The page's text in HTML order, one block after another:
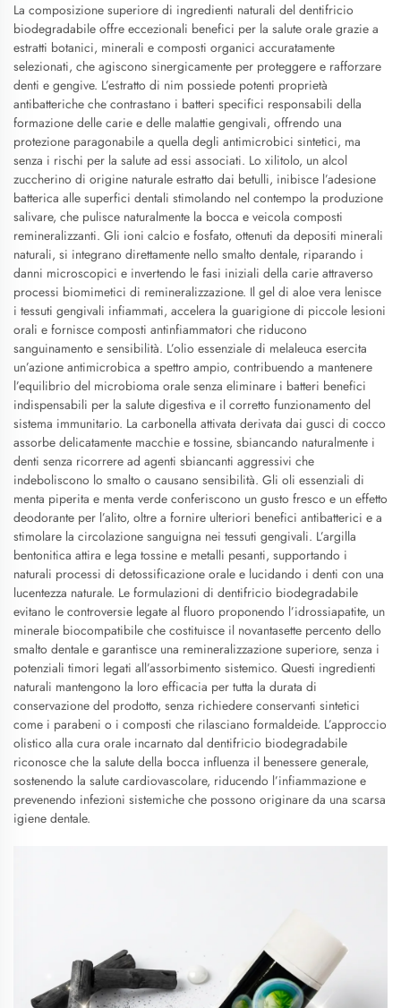
La composizione superiore di ingredienti naturali del dentifricio
biodegradabile offre eccezionali benefici per la salute orale grazie a
estratti botanici, minerali e composti organici accuratamente
selezionati, che agiscono sinergicamente per proteggere e rafforzare
denti e gengive. L’estratto di nim possiede potenti proprietà
antibatteriche che contrastano i batteri specifici responsabili della
formazione delle carie e delle malattie gengivali, offrendo una
protezione paragonabile a quella degli antimicrobici sintetici, ma
senza i rischi per la salute ad essi associati. Lo xilitolo, un alcol
zuccherino di origine naturale estratto dai betulli, inibisce l’adesione
batterica alle superfici dentali stimolando nel contempo la produzione
salivare, che pulisce naturalmente la bocca e veicola composti
remineralizzanti. Gli ioni calcio e fosfato, ottenuti da depositi minerali
naturali, si integrano direttamente nello smalto dentale, riparando i
danni microscopici e invertendo le fasi iniziali della carie attraverso
processi biomimetici di remineralizzazione. Il gel di aloe vera lenisce
i tessuti gengivali infiammati, accelera la guarigione di piccole lesioni
orali e fornisce composti antinfiammatori che riducono
sanguinamento e sensibilità. L’olio essenziale di melaleuca esercita
un’azione antimicrobica a spettro ampio, contribuendo a mantenere
l’equilibrio del microbioma orale senza eliminare i batteri benefici
indispensabili per la salute digestiva e il corretto funzionamento del
sistema immunitario. La carbonella attivata derivata dai gusci di cocco
assorbe delicatamente macchie e tossine, sbiancando naturalmente i
denti senza ricorrere ad agenti sbiancanti aggressivi che
indeboliscono lo smalto o causano sensibilità. Gli oli essenziali di
menta piperita e menta verde conferiscono un gusto fresco e un effetto
deodorante per l’alito, oltre a fornire ulteriori benefici antibatterici e a
stimolare la circolazione sanguigna nei tessuti gengivali. L’argilla
bentonitica attira e lega tossine e metalli pesanti, supportando i
naturali processi di detossificazione orale e lucidando i denti con una
lucentezza naturale. Le formulazioni di dentifricio biodegradabile
evitano le controversie legate al fluoro proponendo l’idrossiapatite, un
minerale biocompatibile che costituisce il novantasette percento dello
smalto dentale e garantisce una remineralizzazione superiore, senza i
potenziali timori legati all’assorbimento sistemico. Questi ingredienti
naturali mantengono la loro efficacia per tutta la durata di
conservazione del prodotto, senza richiedere conservanti sintetici
come i parabeni o i composti che rilasciano formaldeide. L’approccio
olistico alla cura orale incarnato dal dentifricio biodegradabile
riconosce che la salute della bocca influenza il benessere generale,
sostenendo la salute cardiovascolare, riducendo l’infiammazione e
prevenendo infezioni sistemiche che possono originare da una scarsa
igiene dentale.